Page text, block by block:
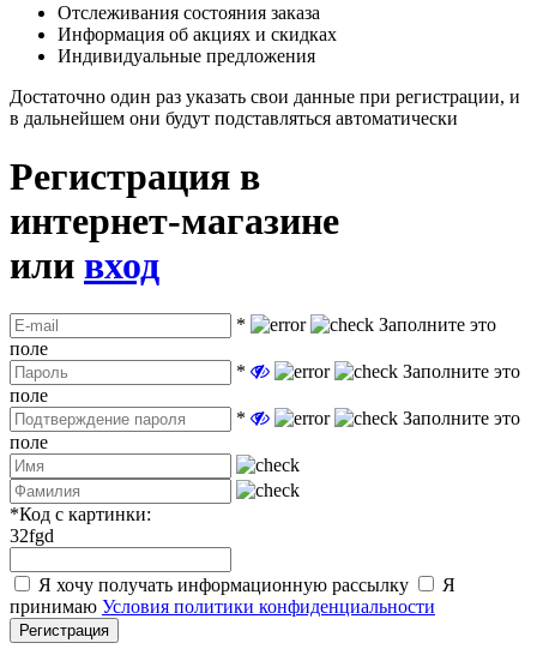
Отслеживания состояния заказа
Информация об акциях и скидках
Индивидуальные предложения
Достаточно один раз указать свои данные при регистрации, и
в дальнейшем они будут подставляться автоматически
Регистрация в
интернет-магазине
или вход
*
Заполните это
поле
*
Заполните это
поле
*
Заполните это
поле
*Код с картинки:
32fgd
Я хочу получать информационную рассылку
Я
принимаю Условия политики конфиденциальности
Регистрация